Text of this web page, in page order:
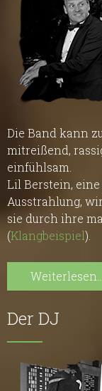
Die Band kann
mitreißend,
einfühlsam.
Lil Berstein,
Ausstrahlung,
sie durch ihre
(Klangbeispiel).
Weiterlesen...
Der DJ